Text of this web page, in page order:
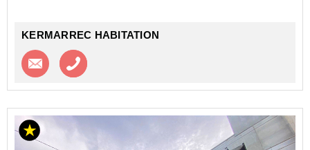
KERMARREC HABITATION
Contacter l'agence